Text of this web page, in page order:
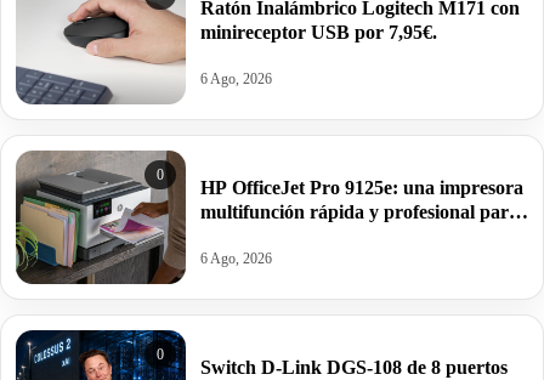
Ratón Inalámbrico Logitech M171 con
minireceptor USB por 7,95€.
6 Ago, 2026
0
HP OfficeJet Pro 9125e: una impresora
multifunción rápida y profesional para
6 Ago, 2026
0
Switch D-Link DGS-108 de 8 puertos